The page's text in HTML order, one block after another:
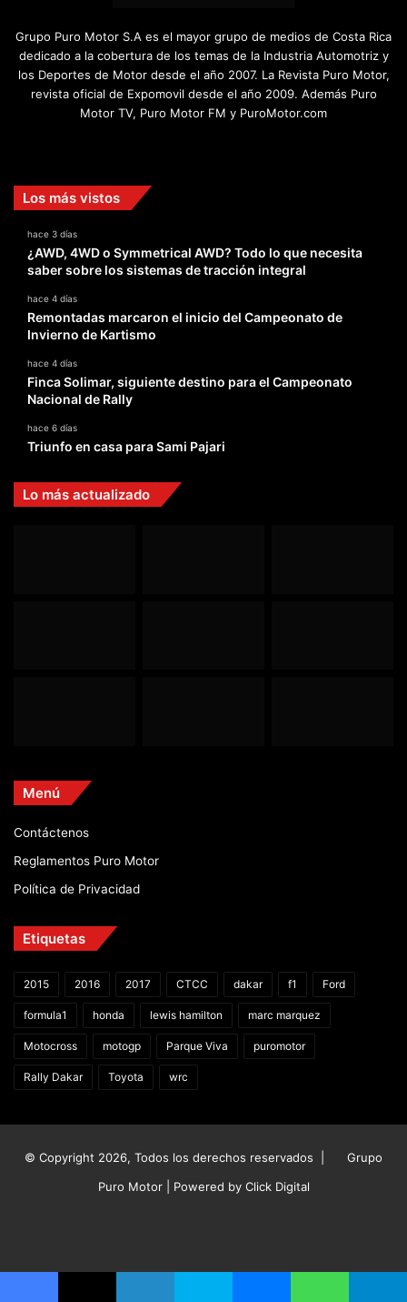
Grupo Puro Motor S.A es el mayor grupo de medios de Costa Rica
dedicado a la cobertura de los temas de la Industria Automotriz y
los Deportes de Motor desde el año 2007. La Revista Puro Motor,
revista oficial de Expomovil desde el año 2009. Además Puro
Motor TV, Puro Motor FM y PuroMotor.com
Los más vistos
hace 3 días
¿AWD, 4WD o Symmetrical AWD? Todo lo que necesita
saber sobre los sistemas de tracción integral
hace 4 días
Remontadas marcaron el inicio del Campeonato de
Invierno de Kartismo
hace 4 días
Finca Solimar, siguiente destino para el Campeonato
Nacional de Rally
hace 6 días
Triunfo en casa para Sami Pajari
Lo más actualizado
Menú
Contáctenos
Reglamentos Puro Motor
Política de Privacidad
Etiquetas
2015 2016 2017 CTCC dakar f1 Ford
formula1 honda lewis hamilton marc marquez
Motocross motogp Parque Viva puromotor
Rally Dakar Toyota wrc
© Copyright 2026, Todos los derechos reservados |
Grupo
Puro Motor | Powered by Click Digital